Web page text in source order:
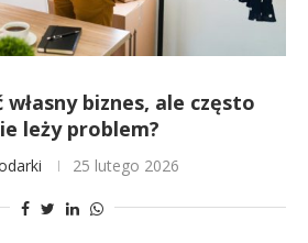
własny biznes, ale często
leży problem?
25 lutego 2026